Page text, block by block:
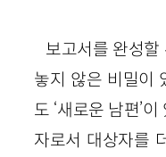
보고서를 완성할
놓지 않은 비밀이
도 ‘새로운 남편’
자로서 대상자를